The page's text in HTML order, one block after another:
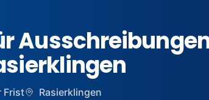
Frist Rasierklingen